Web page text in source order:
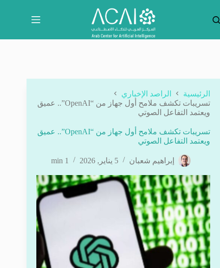
المحتوى
الرئيسية
الراصد الإخباري
تسريبات تكشف ملامح أول جهاز من “OpenAI”.. عميق
ويعتمد التفاعل الصوتي
تسريبات تكشف ملامح أول جهاز من “OpenAI”.. عميق
ويعتمد التفاعل الصوتي
إبراهيم شعبان 5 يناير, 2026 1 min